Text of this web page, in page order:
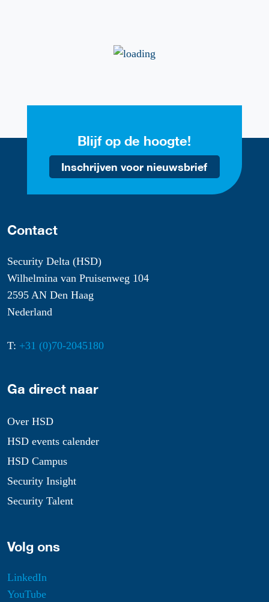
Blijf op de hoogte!
Inschrijven voor nieuwsbrief
Contact
Security Delta (HSD)
Wilhelmina van Pruisenweg 104
2595 AN Den Haag
Nederland
T: +31 (0)70-2045180
Ga direct naar
Over HSD
HSD events calender
HSD Campus
Security Insight
Security Talent
Volg ons
LinkedIn
YouTube